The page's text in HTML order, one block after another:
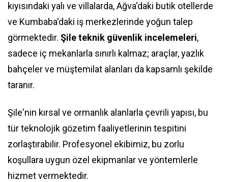
kıyısındaki yalı ve villalarda, Ağva'daki butik otellerde
ve Kumbaba'daki iş merkezlerinde yoğun talep
görmektedir. Şile teknik güvenlik incelemeleri,
sadece iç mekanlarla sınırlı kalmaz; araçlar, yazlık
bahçeler ve müştemilat alanları da kapsamlı şekilde
taranır.
Şile'nin kırsal ve ormanlık alanlarla çevrili yapısı, bu
tür teknolojik gözetim faaliyetlerinin tespitini
zorlaştırabilir. Profesyonel ekibimiz, bu zorlu
koşullara uygun özel ekipmanlar ve yöntemlerle
hizmet vermektedir.